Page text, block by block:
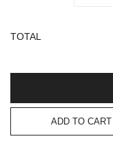
TOTAL
ADD TO CART